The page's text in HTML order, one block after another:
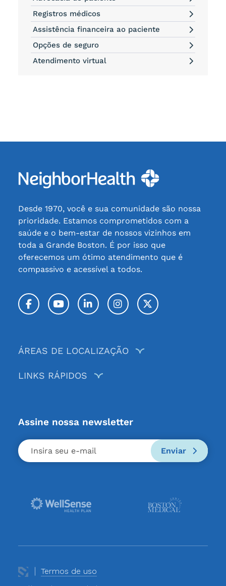
Registros médicos
Assistência financeira ao paciente
Opções de seguro
Atendimento virtual
Desde 1970, você e sua comunidade são nossa
prioridade. Estamos comprometidos com a
saúde e o bem-estar de nossos vizinhos em
toda a Grande Boston. É por isso que
oferecemos um ótimo atendimento que é
compassivo e acessível a todos.
FacebookYouTubeLinkedInInstagramTwitter / X
ÁREAS DE LOCALIZAÇÃO
LINKS RÁPIDOS
Assine nossa newsletter
Enviar
Termos de uso